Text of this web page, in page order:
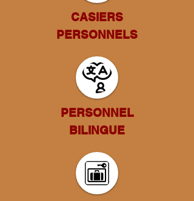
CASIERS
PERSONNELS
PERSONNEL
BILINGUE